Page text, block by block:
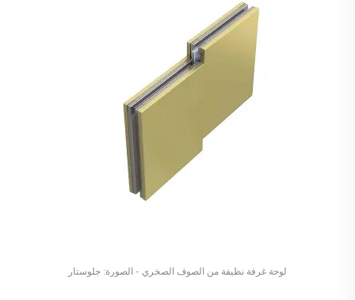
لوحة غرفة نظيفة من الصوف الصخري - الصورة: جلوستار